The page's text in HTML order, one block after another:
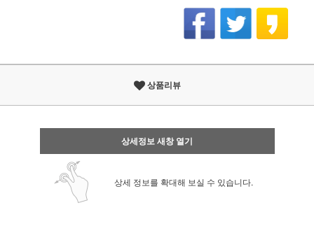
상품리뷰
상세정보 새창 열기
상세 정보를 확대해 보실 수 있습니다.